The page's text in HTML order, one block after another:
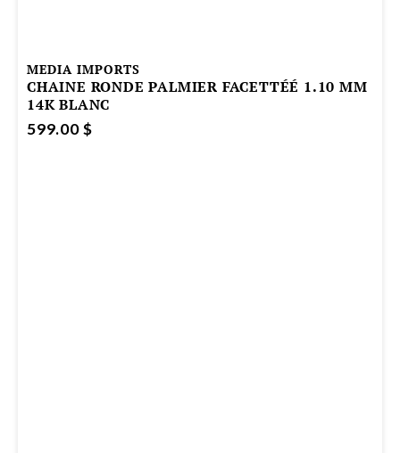
MEDIA IMPORTS
CHAINE RONDE PALMIER FACETTÉÉ 1.10 MM
14K BLANC
599.00 $